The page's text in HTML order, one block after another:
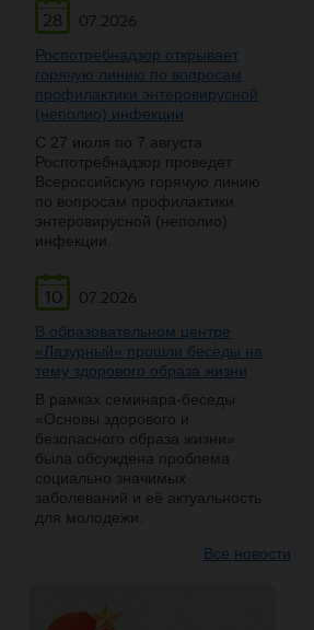
28
07.2026
Роспотребнадзор открывает
горячую линию по вопросам
профилактики энтеровирусной
(неполио) инфекции
С 27 июля по 7 августа
Роспотребнадзор проведет
Всероссийскую горячую линию
по вопросам профилактики
энтеровирусной (неполио)
инфекции.
10
07.2026
В образовательном центре
«Лазурный» прошли беседы на
тему здорового образа жизни
В рамках семинара-беседы
«Основы здорового и
безопасного образа жизни»
была обсуждена проблема
социально значимых
заболеваний и её актуальность
для молодежи.
Все новости